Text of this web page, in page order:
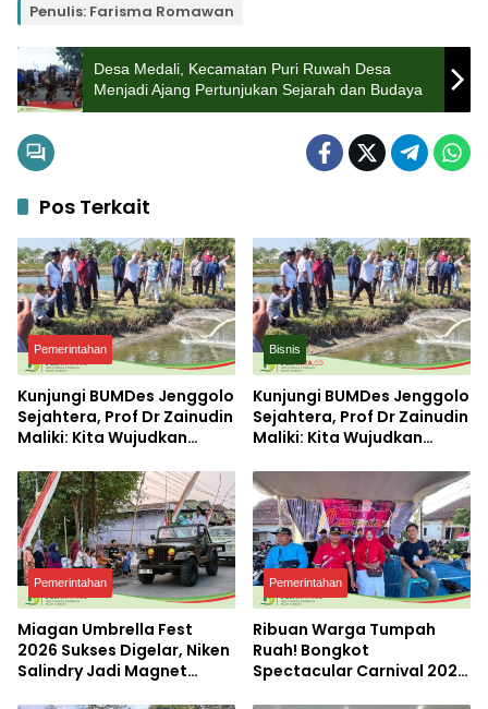
Penulis: Farisma Romawan
Desa Medali, Kecamatan Puri Ruwah Desa
Menjadi Ajang Pertunjukan Sejarah dan Budaya
Pos Terkait
Pemerintahan
Kunjungi BUMDes Jenggolo
Sejahtera, Prof Dr Zainudin
Maliki: Kita Wujudkan
dengan Potensi Desa
Bisnis
Kunjungi BUMDes Jenggolo
Sejahtera, Prof Dr Zainudin
Maliki: Kita Wujudkan
dengan Potensi Desa
Pemerintahan
Miagan Umbrella Fest
2026 Sukses Digelar, Niken
Salindry Jadi Magnet
Pemerintahan
Ribuan Warga Tumpah
Ruah! Bongkot
Spectacular Carnival 2026